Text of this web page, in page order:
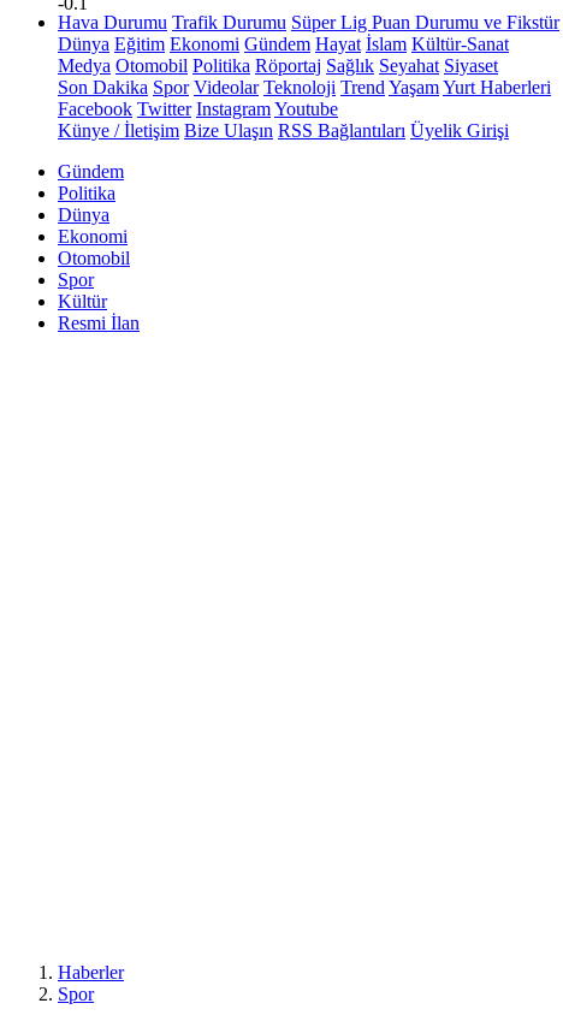
Hava Durumu Trafik Durumu Süper Lig Puan Durumu ve Fikstür
Dünya Eğitim Ekonomi Gündem Hayat İslam Kültür-Sanat
Medya Otomobil Politika Röportaj Sağlık Seyahat Siyaset
Son Dakika Spor Videolar Teknoloji Trend YaşamYurt Haberleri
Facebook Twitter InstagramYoutube
Künye / İletişim Bize Ulaşın RSS Bağlantıları Üyelik Girişi
Gündem
Politika
Dünya
Ekonomi
Otomobil
Spor
Kültür
Resmi İlan
Haberler
Spor